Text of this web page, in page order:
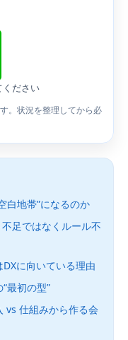
ください
。状況を整理してから必
白地帯”になるのか
足ではなくルール不
に向いている理由
最初の型”
vs 仕組みから作る会